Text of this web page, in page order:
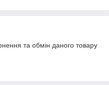
та обмін даного товару